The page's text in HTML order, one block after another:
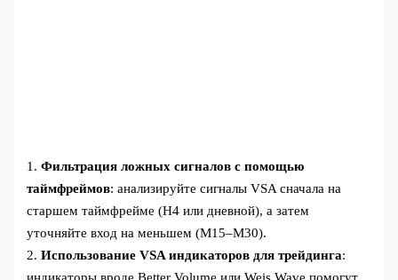
1.Фильтрация ложных сигналов с помощью
таймфреймов: анализируйте сигналы VSA сначала на
старшем таймфрейме (H4 или дневной), а затем
уточняйте вход на меньшем (M15–M30).
2.Использование VSA индикаторов для трейдинга: